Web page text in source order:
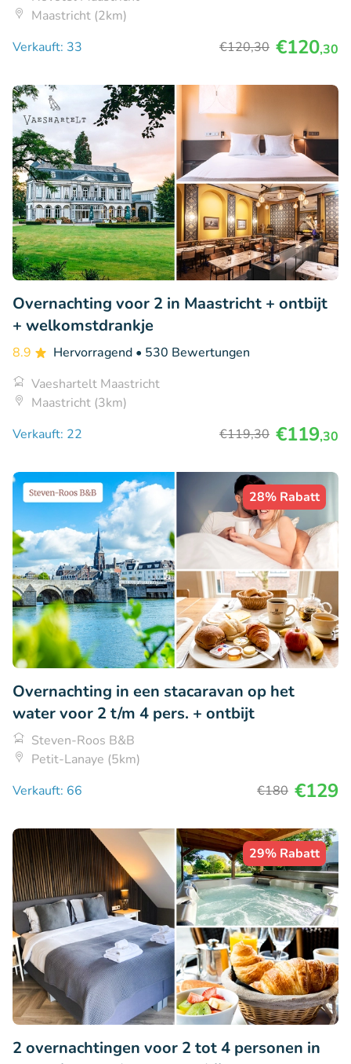
Maastricht (2km)
Verkauft: 33
€120,30 €120,30
Overnachting voor 2 in Maastricht + ontbijt
+ welkomstdrankje
8.9 Hervorragend • 530 Bewertungen
Vaeshartelt Maastricht
Maastricht (3km)
Verkauft: 22
€119,30 €119,30
28% Rabatt
Overnachting in een stacaravan op het
water voor 2 t/m 4 pers. + ontbijt
Steven-Roos B&B
Petit-Lanaye (5km)
Verkauft: 66
€180 €129
29% Rabatt
2 overnachtingen voor 2 tot 4 personen in